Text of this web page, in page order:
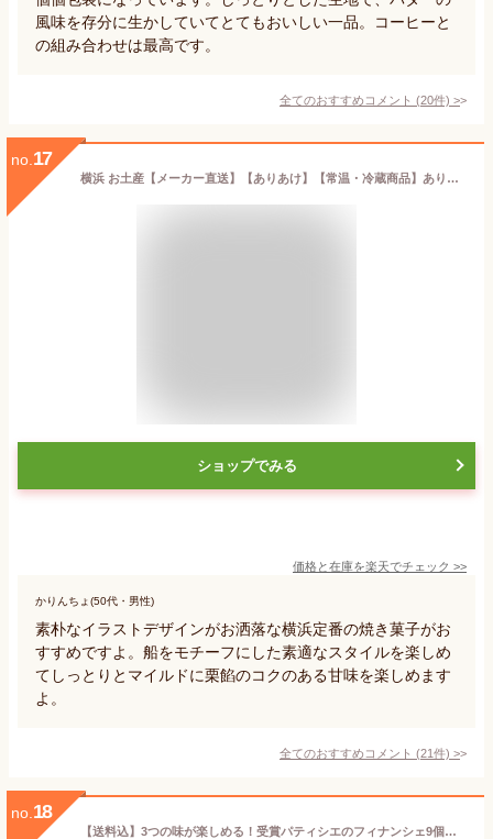
風味を存分に生かしていてとてもおいしい一品。コーヒーと
の組み合わせは最高です。
全てのおすすめコメント (20件) >
no. 17
横浜 お土産【メーカー直送】【ありあけ】【常温・冷蔵商品】ありあけ 横濱ハーバーダブルマロン 8個入東京 お土産 東京みやげ 手土産 お菓子 スイーツ ケーキ 洋菓子 お中元 御中元 お歳暮 御歳暮 内祝い お取り寄せ ギフト プレゼント のし可
ショップでみる
価格と在庫を楽天でチェック >>
かりんちょ(50代・男性)
素朴なイラストデザインがお洒落な横浜定番の焼き菓子がお
すすめですよ。船をモチーフにした素適なスタイルを楽しめ
てしっとりとマイルドに栗餡のコクのある甘味を楽しめます
よ。
全てのおすすめコメント (21件) >
no. 18
【送料込】3つの味が楽しめる！受賞パティシエのフィナンシェ9個入りセット【ご自宅用・簡易包装】 個包装 お取り寄せスイーツ お取り寄せグルメ 美味しい 焼き菓子 紅茶 ショコラ お礼 お返し 自分にご褒美 横浜 お土産 横浜 お菓子 バター 手土産 職場 バレンタイン